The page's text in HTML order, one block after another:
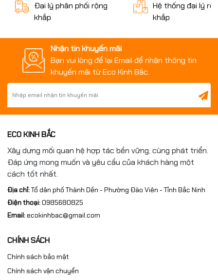
Đại lý phân phối rộng
khắp
Hệ thống đại lý
khắp
Nhận tin khuyến mãi
Bạn vui lòng để lại Email để nhận thông tin
khuyến mãi từ Eco Kinh Bắc.
ECO KINH BẮC
Xây dựng mối quan hệ hợp tác bền vững, cùng phát triển.
Đáp ứng mong muốn và yêu cầu của khách hàng một
cách tốt nhất.
Địa chỉ:Tổ dân phố Thành Dền - Phường Đào Viên - Tỉnh Bắc Ninh
Điện thoại:0985680825
Email:ecokinhbac@gmail.com
CHÍNH SÁCH
Chính sách bảo mật
Chính sách vận chuyển